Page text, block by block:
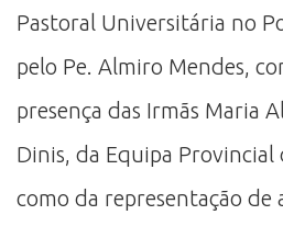
Pastoral Universitária no
pelo Pe. Almiro Mendes,
presença das Irmãs Maria
Dinis, da Equipa Provincial
como da representação de